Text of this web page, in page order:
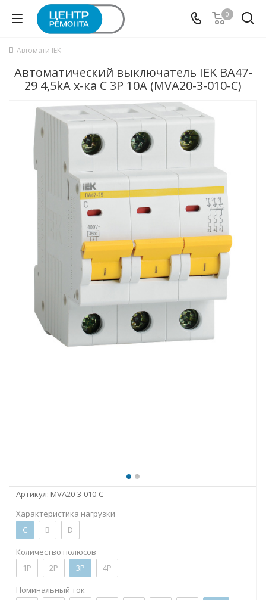
0
Автомати IEK
Автоматический выключатель IEK ВА47-
29 4,5kA х-ка C 3P 10А (MVA20-3-010-C)
Артикул: MVA20-3-010-C
Характеристика нагрузки
C
B D
Количество полюсов
1P
2P 3P 4P
Номинальный ток